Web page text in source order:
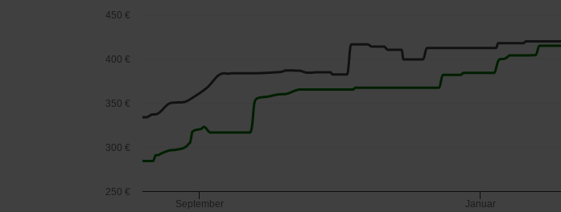
September
Januar
250 €
300 €
350 €
400 €
450 €